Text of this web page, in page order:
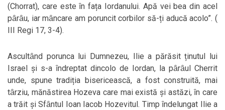
(Chorrat), care este ȋn fața Iordanului. Apă vei bea din acel
pȃrȃu, iar mȃncare am poruncit corbilor să-ți aducă acolo”. (
III Regi 17, 3-4).
Ascultȃnd porunca lui Dumnezeu, Ilie a părăsit ținutul lui
Israel și s-a ȋndreptat dincolo de Iordan, la pȃrȃul Cherrit
unde, spune tradiția bisericească, a fost construită, mai
tȃrziu, mănăstirea Hozeva care mai există și astăzi, ȋn care
a trăit și Sfȃntul Ioan Iacob Hozevitul. Timp ȋndelungat Ilie a